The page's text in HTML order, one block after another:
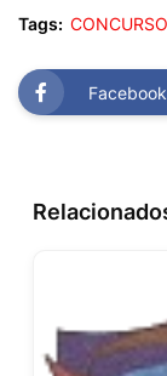
Tags:
Facebook